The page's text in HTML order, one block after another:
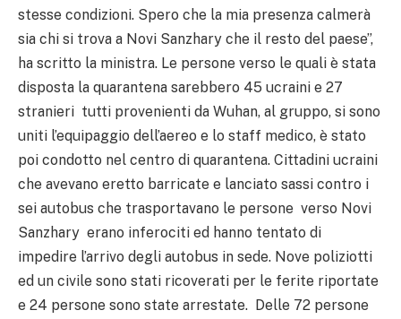
stesse condizioni. Spero che la mia presenza calmerà
sia chi si trova a Novi Sanzhary che il resto del paese”,
ha scritto la ministra. Le persone verso le quali è stata
disposta la quarantena sarebbero 45 ucraini e 27
stranieri tutti provenienti da Wuhan, al gruppo, si sono
uniti l’equipaggio dell’aereo e lo staff medico, è stato
poi condotto nel centro di quarantena. Cittadini ucraini
che avevano eretto barricate e lanciato sassi contro i
sei autobus che trasportavano le persone verso Novi
Sanzhary erano inferociti ed hanno tentato di
impedire l’arrivo degli autobus in sede. Nove poliziotti
ed un civile sono stati ricoverati per le ferite riportate
e 24 persone sono state arrestate. Delle 72 persone